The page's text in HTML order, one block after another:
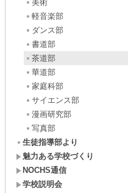
美術
軽音楽部
ダンス部
書道部
茶道部
華道部
家庭科部
サイエンス部
漫画研究部
写真部
生徒指導部より
魅力ある学校づくり
NOCHS通信
学校説明会